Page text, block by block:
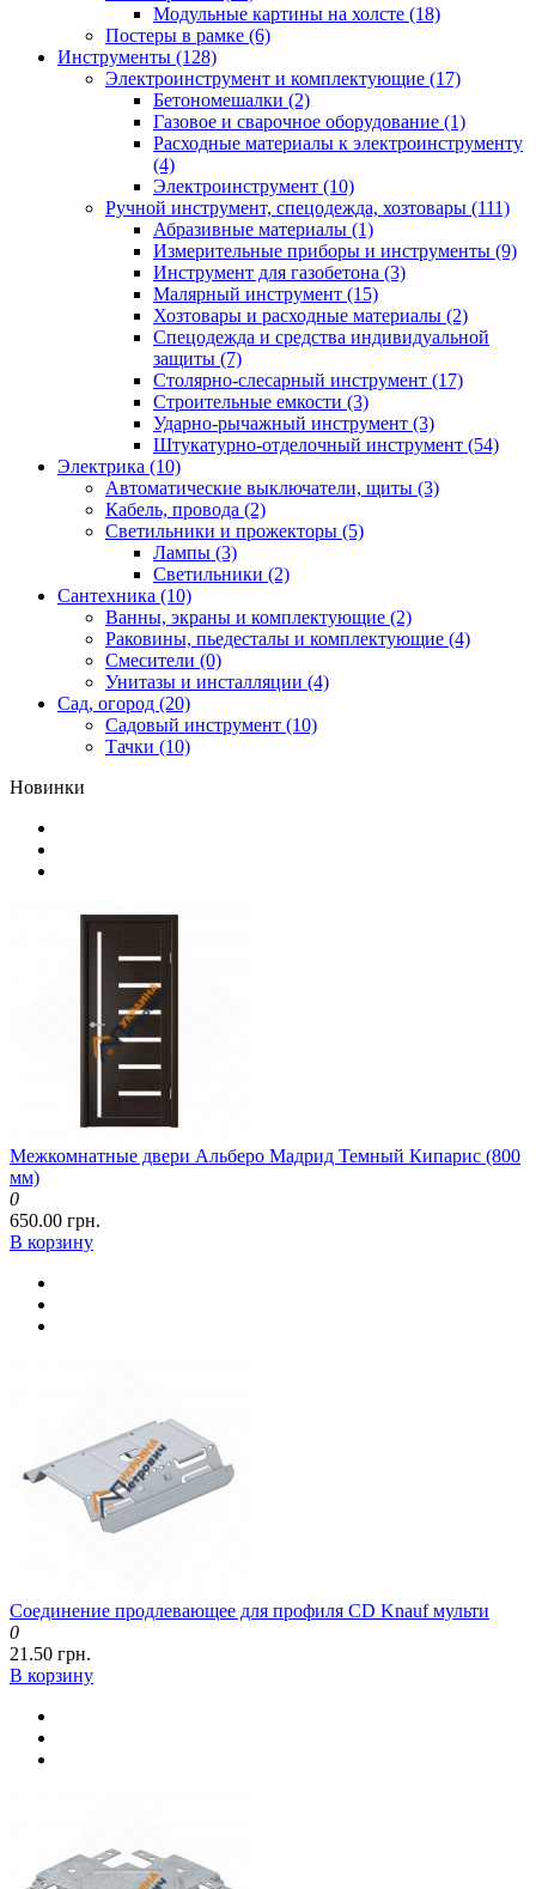
Модульные картины на холсте (18)
Постеры в рамке (6)
Инструменты (128)
Электроинструмент и комплектующие (17)
Бетономешалки (2)
Газовое и сварочное оборудование (1)
Расходные материалы к электроинструменту
(4)
Электроинструмент (10)
Ручной инструмент, спецодежда, хозтовары (111)
Абразивные материалы (1)
Измерительные приборы и инструменты (9)
Инструмент для газобетона (3)
Малярный инструмент (15)
Хозтовары и расходные материалы (2)
Спецодежда и средства индивидуальной
защиты (7)
Столярно-слесарный инструмент (17)
Строительные емкости (3)
Ударно-рычажный инструмент (3)
Штукатурно-отделочный инструмент (54)
Электрика (10)
Автоматические выключатели, щиты (3)
Кабель, провода (2)
Светильники и прожекторы (5)
Лампы (3)
Светильники (2)
Сантехника (10)
Ванны, экраны и комплектующие (2)
Раковины, пьедесталы и комплектующие (4)
Смесители (0)
Унитазы и инсталляции (4)
Сад, огород (20)
Садовый инструмент (10)
Тачки (10)
Новинки
Межкомнатные двери Альберо Мадрид Темный Кипарис (800
мм)
0
650.00 грн.
В корзину
Соединение продлевающее для профиля CD Knauf мульти
0
21.50 грн.
В корзину